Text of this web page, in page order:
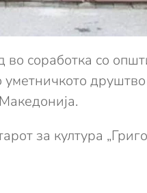
соработка со
за култура